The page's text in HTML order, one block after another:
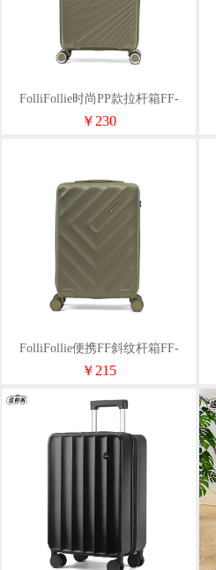
FolliFollie时尚PP款拉杆箱FF-
Y104A卡其绿
￥230
FolliFollie便携FF斜纹杆箱FF-
Y103A卡其绿
￥215